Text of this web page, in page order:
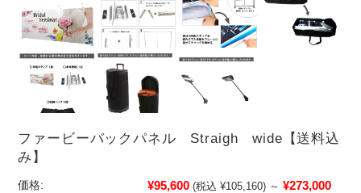
ファービーバックパネル Straigh wide【送料込
み】
価格: ¥95,600 (税込 ¥105,160) ～ ¥273,000